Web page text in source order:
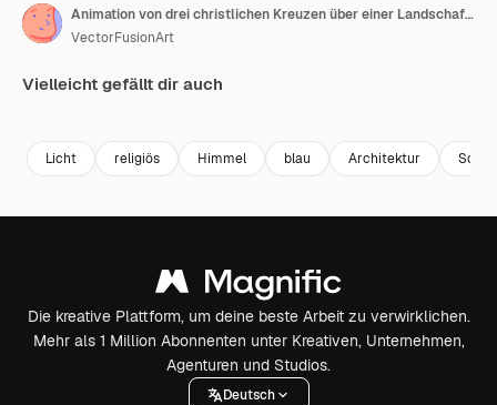
Animation von drei christlichen Kreuzen über einer Landschaft mit leuchtender Sonne am orangefarbenen Himmel
VectorFusionArt
Vielleicht gefällt dir auch
Licht religiös Himmel blau Architektur Sonne
Die kreative Plattform, um deine beste Arbeit zu verwirklichen.
Mehr als 1 Million Abonnenten unter Kreativen, Unternehmen,
Agenturen und Studios.
Deutsch